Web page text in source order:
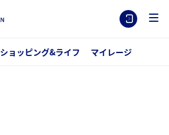
ショッピング&ライフ マイレージ